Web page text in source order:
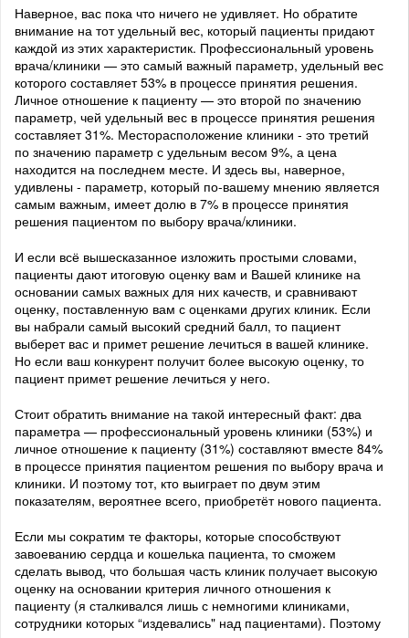
Наверное, вас пока что ничего не удивляет. Но обратите
внимание на тот удельный вес, который пациенты придают
каждой из этих характеристик. Профессиональный уровень
врача/клиники — это самый важный параметр, удельный вес
которого составляет 53% в процессе принятия решения.
Личное отношение к пациенту — это второй по значению
параметр, чей удельный вес в процессе принятия решения
составляет 31%. Месторасположение клиники - это третий
по значению параметр с удельным весом 9%, а цена
находится на последнем месте. И здесь вы, наверное,
удивлены - параметр, который по-вашему мнению является
самым важным, имеет долю в 7% в процессе принятия
решения пациентом по выбору врача/клиники.
И если всё вышесказанное изложить простыми словами,
пациенты дают итоговую оценку вам и Вашей клинике на
основании самых важных для них качеств, и сравнивают
оценку, поставленную вам с оценками других клиник. Если
вы набрали самый высокий средний балл, то пациент
выберет вас и примет решение лечиться в вашей клинике.
Но если ваш конкурент получит более высокую оценку, то
пациент примет решение лечиться у него.
Стоит обратить внимание на такой интересный факт: два
параметра — профессиональный уровень клиники (53%) и
личное отношение к пациенту (31%) составляют вместе 84%
в процессе принятия пациентом решения по выбору врача и
клиники. И поэтому тот, кто выиграет по двум этим
показателям, вероятнее всего, приобретёт нового пациента.
Если мы сократим те факторы, которые способствуют
завоеванию сердца и кошелька пациента, то сможем
сделать вывод, что большая часть клиник получает высокую
оценку на основании критерия личного отношения к
пациенту (я сталкивался лишь с немногими клиниками,
сотрудники которых “издевались" над пациентами). Поэтому